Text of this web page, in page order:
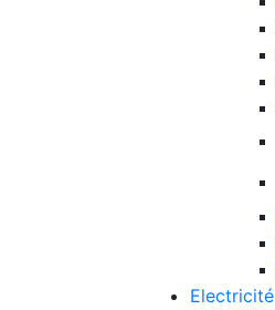
Electricité